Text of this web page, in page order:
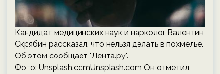
Кандидат медицинских наук и нарколог Валентин
Скрябин рассказал, что нельзя делать в похмелье.
Об этом сообщает "Лента.ру".
Фото: Unsplash.comUnsplash.com Он отметил,